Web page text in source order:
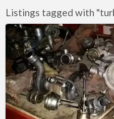
Listings tagged with
Turbo
ford,
renault,
seat,
opel,
Madrid
–